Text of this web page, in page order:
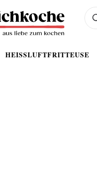
HEISSLUFTFRITTEUSE
Was